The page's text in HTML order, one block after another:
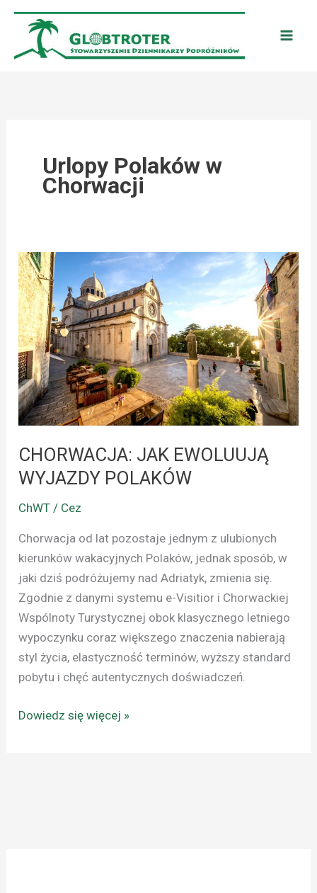
Przejdź
treści
Urlopy Polaków w
Chorwacji
CHORWACJA: JAK EWOLUUJĄ
WYJAZDY POLAKÓW
ChWT / Cez
Chorwacja od lat pozostaje jednym z ulubionych
kierunków wakacyjnych Polaków, jednak sposób, w
jaki dziś podróżujemy nad Adriatyk, zmienia się.
Zgodnie z danymi systemu e-Visitior i Chorwackiej
Wspólnoty Turystycznej obok klasycznego letniego
wypoczynku coraz większego znaczenia nabierają
styl życia, elastyczność terminów, wyższy standard
pobytu i chęć autentycznych doświadczeń.
CHORWACJA:
JAK
EWOLUUJĄ
WYJAZDY
POLAKÓW
Dowiedz się więcej »